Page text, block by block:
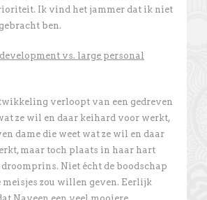
Ik vind het jammer dat ik niet
ben.
vs. large personal
verloopt van een gedreven
ze wil en daar keihard voor werkt,
dame die weet wat ze wil en daar
maar toch plaats in haar hart
Niet écht de boodschap
meisjes zou willen geven. Eerlijk